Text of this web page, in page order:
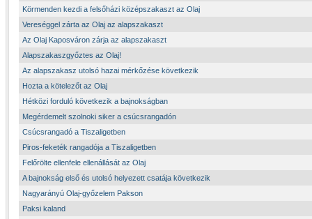
Körmenden kezdi a felsőházi középszakaszt az Olaj
Vereséggel zárta az Olaj az alapszakaszt
Az Olaj Kaposváron zárja az alapszakaszt
Alapszakaszgyőztes az Olaj!
Az alapszakasz utolsó hazai mérkőzése következik
Hozta a kötelezőt az Olaj
Hétközi forduló következik a bajnokságban
Megérdemelt szolnoki siker a csúcsrangadón
Csúcsrangadó a Tiszaligetben
Piros-feketék rangadója a Tiszaligetben
Felőrölte ellenfele ellenállását az Olaj
A bajnokság első és utolsó helyezett csatája következik
Nagyarányú Olaj-győzelem Pakson
Paksi kaland